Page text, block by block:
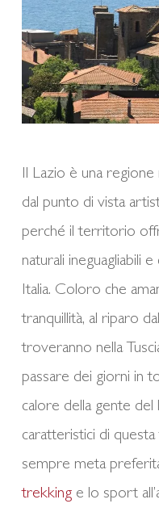
Il Lazio è una
dal punto di vista
perché il territorio
naturali ineguagliabili
Italia. Coloro che
tranquillità, al riparo
troveranno nella
passare dei giorni in
calore della gente del
caratteristici di
sempre meta
trekkinge lo sport